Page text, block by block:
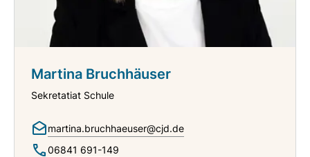
Martina Bruchhäuser
Sekretatiat Schule
martina.bruchhaeuser@cjd.de
06841 691-149